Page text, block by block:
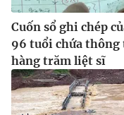
Cuốn sổ ghi chép
96 tuổi chứa thông
hàng trăm liệt sĩ